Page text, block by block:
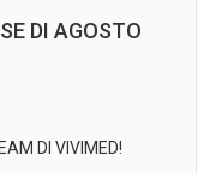
DI AGOSTO
DI VIVIMED!